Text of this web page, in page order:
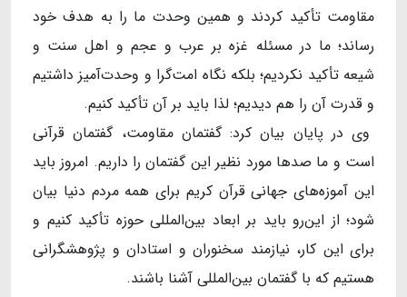
مقاومت تأکید کردند و همین وحدت ما را به هدف خود
رساند؛ ما در مسئله غزه بر عرب و عجم و اهل سنت و
شیعه تأکید نکردیم؛ بلکه نگاه امت‌گرا و وحدت‌آمیز داشتیم
و قدرت آن را هم دیدیم؛ لذا باید بر آن تأکید کنیم.
وی در پایان بیان کرد: گفتمان مقاومت، گفتمان قرآنی
است و ما صدها مورد نظیر این گفتمان را داریم. امروز باید
این آموزه‌های جهانی قرآن کریم برای همه مردم دنیا بیان
شود؛ از این‌رو باید بر ابعاد بین‌المللی حوزه تأکید کنیم و
برای این کار، نیازمند سخنوران و استادان و پژوهشگرانی
هستیم که با گفتمان بین‌المللی آشنا باشند.